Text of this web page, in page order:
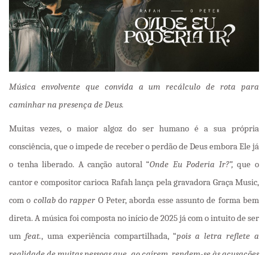
Música envolvente que convida a um recálculo de rota para
caminhar na presença de Deus.
Muitas vezes, o maior algoz do ser humano é a sua própria
consciência, que o impede de receber o perdão de Deus embora Ele já
o tenha liberado. A canção autoral “Onde Eu Poderia Ir?”, que o
cantor e compositor carioca Rafah lança pela gravadora Graça Music,
com o collabdorapper O Peter, aborda esse assunto de forma bem
direta. A música foi composta no início de 2025 já com o intuito de ser
um feat., uma experiência compartilhada, “pois a letra reflete a